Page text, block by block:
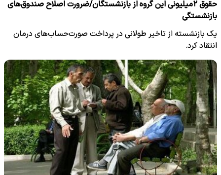
حقوق ۲میلیونی این گروه از بازنشستگان/ضرورت اصلاح صندوق‌های
بازنشستگی
یک بازنشسته از تاخیر طولانی در پرداخت صورت‌حساب‌های درمان
انتقاد کرد.